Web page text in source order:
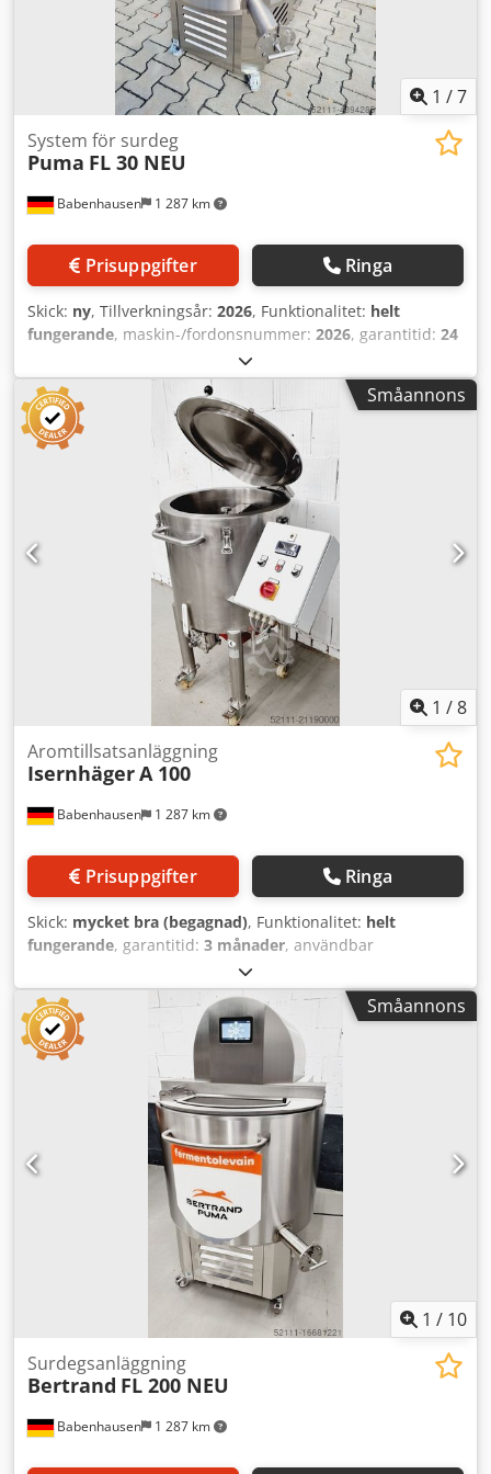
Med garanti + reservdelsservice Dsdpfxohwzkyj Aczokr
Besök vår stora bagerimaskinspark!
1 /7
Babenhausen 1 287 km
System för surdeg
Puma FL 30 NEU
Prisuppgifter Ringa
Skick: ny, Tillverkningsår: 2026, Funktionalitet: helt
fungerande, maskin-/fordonsnummer: 2026, garantitid: 24
, tankkapacitet:
certifierad till:07/2027, NY +++ NY Fermentolevain
Fermento NY +++ NY TOPP modern högteknologisk
fermenter Puma FL 30 Dkodofhdlqjpfx Aczsr Anläggning för
beredning och konservering av flytande surdeg med Dual
Care-system för bästa aromer Styrning av jäsnings- och
konserveringsfas Easy-Touch styrning Blandningstid och
hastighet justerbara Rostfri stålkonstruktion Omrörare kan
tas ut med överfyllnadssensor och larmsummer
Utloppshöjd 440 mm Tankkapacitet 30/45 kg robust teknik
Anslutning 400V / 16A-CEE-kontakt Ny maskin & SAB-testad
med garanti + reservdelsservice Besök vår försäljning och
vårt stora maskinlager!
Småannons
1 /8
Babenhausen 1 287 km
Aromtillsatsanläggning
IsernhägerA 100
Prisuppgifter Ringa
Skick: mycket bra (begagnad), Funktionalitet: helt
fungerande, garantitid: 3 månader, användbar
, inspänning:
l, total bredd:995 mm, total längd:870 mm, total höjd:
1 300 mm
, TOP aromanläggning Isernhäger A 100 För
termiskt styrda fördegar För individuell tillverkning av
uppslammad, skållad, kokt och aromdel Enkel styrning
med specialomrörare Robust teknik Anslutning: 400V, 16A-
CEE-kontakt Dkodpfsyhznuox Aczsr Mått: 995 x 870 x 1300
mm (BxDxH) Begagnad maskin rengjord & SAB-kontrollerad
Tillval: Underhållskontrakt Leveransservice Reservdelsbox
Genomgång & idrifttagning Besök oss gärna!
Småannons
1 / 10
Babenhausen 1 287 km
Surdegsanläggning
Bertrand FL 200 NEU